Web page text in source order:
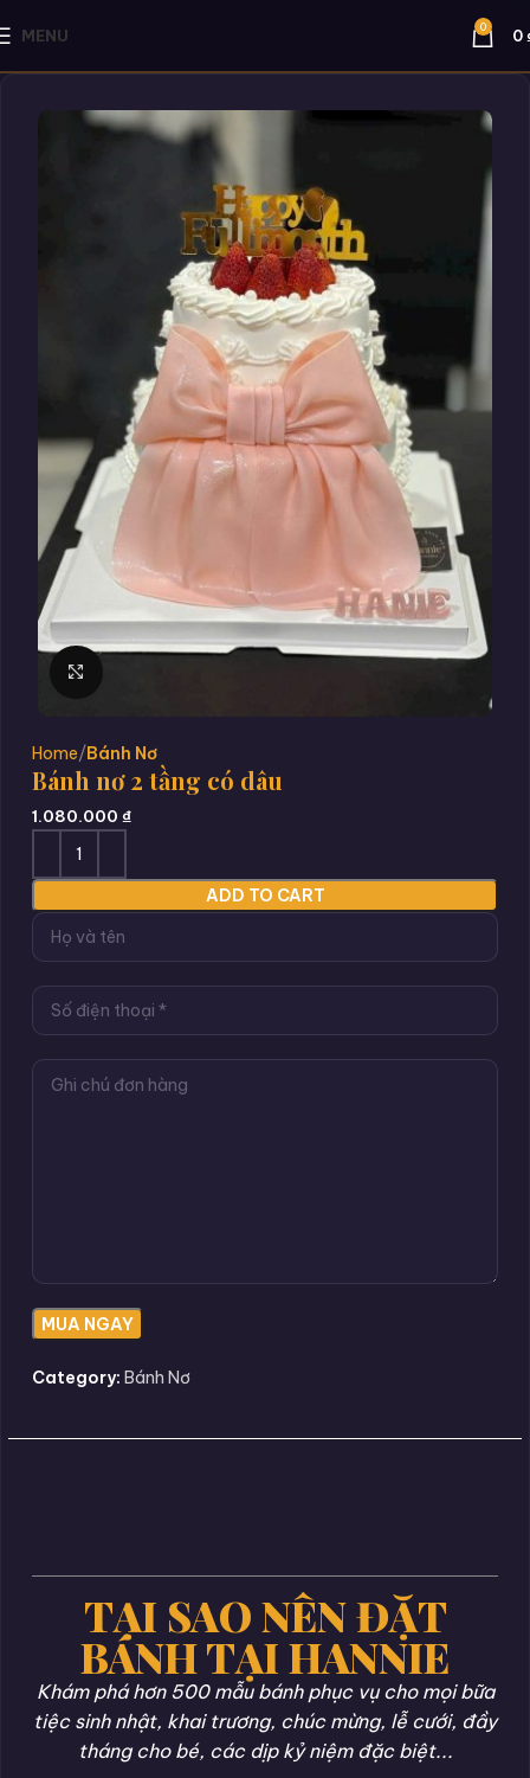
MENU 0 0
Home Bánh Nơ
Bánh nơ 2 tầng có dâu
1.080.000 ₫
ADD TO CART
Category: Bánh Nơ
TẠI SAO NÊN ĐẶT
BÁNH TẠI HANNIE
Khám phá hơn 500 mẫu bánh phục vụ cho mọi bữa
tiệc sinh nhật, khai trương, chúc mừng, lễ cưới, đầy
tháng cho bé, các dịp kỷ niệm đặc biệt...